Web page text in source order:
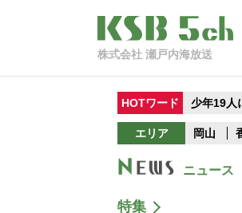
株式会社 瀬戸内海放送
HOTワード 少年19人
エリア 岡山
ニュース
特集